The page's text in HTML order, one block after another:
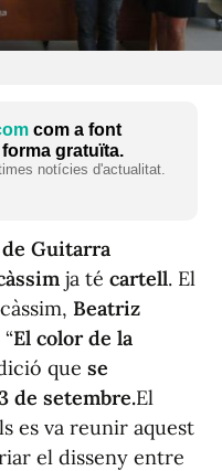
com a font
gratuïta.
notícies d'actualitat.
Guitarra
ja té cartell. El
Beatriz
El color de la
que se
de setembre.El
es va reunir aquest
el disseny entre